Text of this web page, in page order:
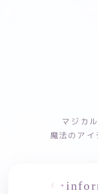
マジカ
魔法のア